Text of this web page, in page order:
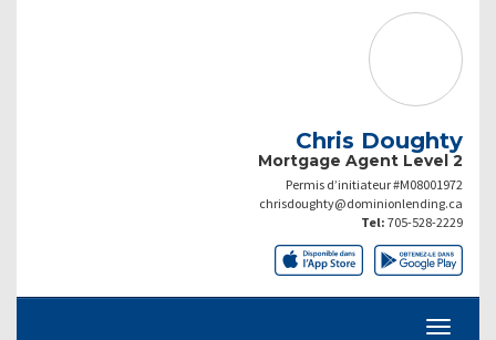
Chris Doughty
Mortgage Agent Level 2
Permis d’initiateur #M08001972
chrisdoughty@dominionlending.ca
Tel: 705-528-2229